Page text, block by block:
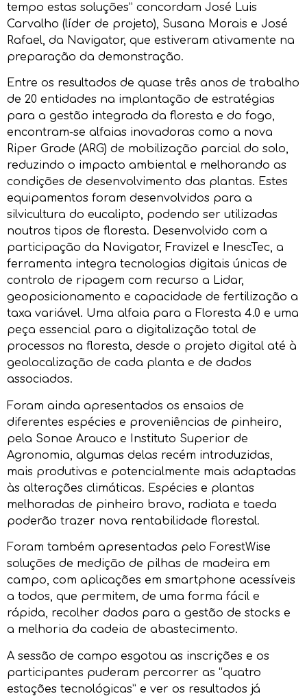
tempo estas soluções” concordam José Luis
Carvalho (líder de projeto), Susana Morais e José
Rafael, da Navigator, que estiveram ativamente na
preparação da demonstração.
Entre os resultados de quase três anos de trabalho
de 20 entidades na implantação de estratégias
para a gestão integrada da floresta e do fogo,
encontram-se alfaias inovadoras como a nova
Riper Grade (ARG) de mobilização parcial do solo,
reduzindo o impacto ambiental e melhorando as
condições de desenvolvimento das plantas. Estes
equipamentos foram desenvolvidos para a
silvicultura do eucalipto, podendo ser utilizadas
noutros tipos de floresta. Desenvolvido com a
participação da Navigator, Fravizel e InescTec, a
ferramenta integra tecnologias digitais únicas de
controlo de ripagem com recurso a Lidar,
geoposicionamento e capacidade de fertilização a
taxa variável. Uma alfaia para a Floresta 4.0 e uma
peça essencial para a digitalização total de
processos na floresta, desde o projeto digital até à
geolocalização de cada planta e de dados
associados.
Foram ainda apresentados os ensaios de
diferentes espécies e proveniências de pinheiro,
pela Sonae Arauco e Instituto Superior de
Agronomia, algumas delas recém introduzidas,
mais produtivas e potencialmente mais adaptadas
às alterações climáticas. Espécies e plantas
melhoradas de pinheiro bravo, radiata e taeda
poderão trazer nova rentabilidade florestal.
Foram também apresentadas pelo ForestWise
soluções de medição de pilhas de madeira em
campo, com aplicações em smartphone acessíveis
a todos, que permitem, de uma forma fácil e
rápida, recolher dados para a gestão de stocks e
a melhoria da cadeia de abastecimento.
A sessão de campo esgotou as inscrições e os
participantes puderam percorrer as “quatro
estações tecnológicas” e ver os resultados já